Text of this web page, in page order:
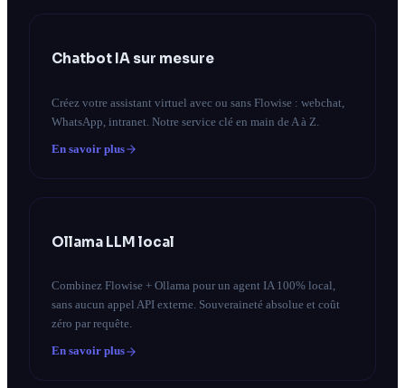
Chatbot IA sur mesure
Créez votre assistant virtuel avec ou sans Flowise : webchat,
WhatsApp, intranet. Notre service clé en main de A à Z.
En savoir plus
Ollama LLM local
Combinez Flowise + Ollama pour un agent IA 100% local,
sans aucun appel API externe. Souveraineté absolue et coût
zéro par requête.
En savoir plus